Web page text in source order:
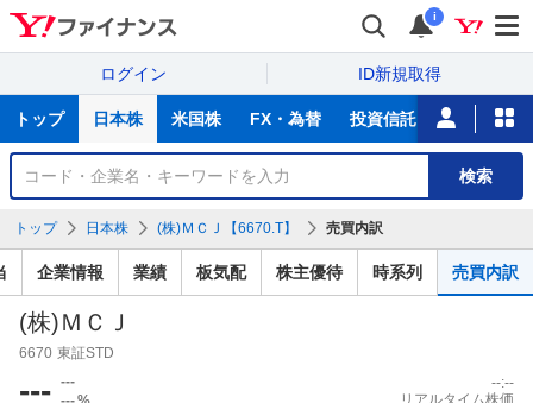
i
ログイン ID新規取得
サ
トップ 日本株 米国株 FX・為替 投資信託 ニュース
銘
検
検索
トップ 日本株 (株)ＭＣＪ【6670.T】 売買内訳
企業情報 業績 板気配 株主優待 時系列 売買内訳
(株)ＭＣＪ
6670 東証STD
--- ---
--:--
リアルタイム株価